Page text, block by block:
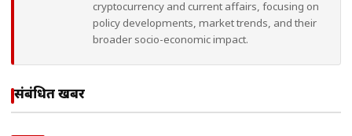
cryptocurrency and current affairs, focusing on
policy developments, market trends, and their
broader socio-economic impact.
संबंधित खबरें